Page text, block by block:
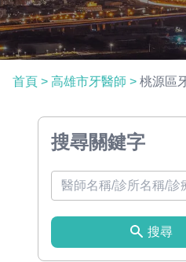
首頁 > 高雄市牙醫師 > 桃源區
搜尋關鍵字
搜尋